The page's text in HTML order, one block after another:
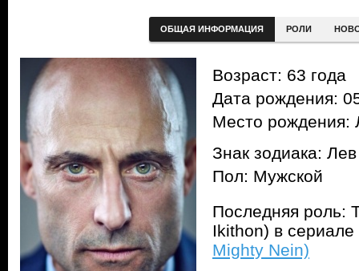
ОБЩАЯ ИНФОРМАЦИЯ РОЛИ
Возраст: 63 года
Дата рождения:
Место рождения:
Знак зодиака: Лев
Пол: Мужской
Последняя роль:
Ikithon) в сериале
Mighty Nein)